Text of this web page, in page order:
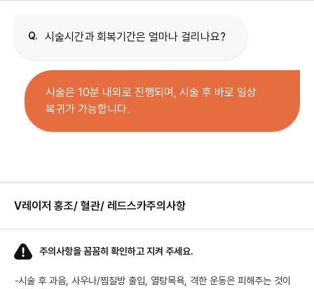
Q. 시술시간과 회복기간은 얼마나 걸리나요?
시술은 10분 내외로 진행되며, 시술 후 바로 일상
복귀가 가능합니다.
V레이저 홍조/ 혈관/ 레드스카주의사항
주의사항을 꼼꼼히 확인하고 지켜 주세요.
-시술 후 과음, 사우나/찜질방 출입, 열탕목욕, 격한 운동은 피해주는 것이